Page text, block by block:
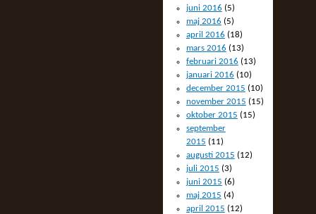
juni 2016 (5)
maj 2016 (5)
april 2016 (18)
mars 2016 (13)
februari 2016 (13)
januari 2016 (10)
december 2015 (10)
november 2015 (15)
oktober 2015 (15)
september
2015 (11)
augusti 2015 (12)
juli 2015 (3)
juni 2015 (6)
maj 2015 (4)
april 2015 (12)